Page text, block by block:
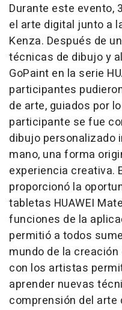
Durante este evento,
el arte digital junto a
Kenza. Después de
técnicas de dibujo y
GoPaint en la serie
participantes
de arte, guiados por
participante se fue
dibujo personalizado
mano, una forma
experiencia creativa.
proporcionó la
tabletas HUAWEI
funciones de la
permitió a todos
mundo de la
con los artistas
aprender nuevas
comprensión del arte